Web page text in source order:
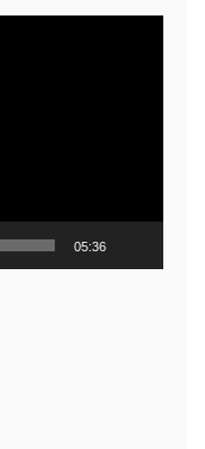
05:36